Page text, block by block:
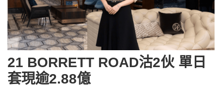
21 BORRETT ROAD沽2伙 單日
套現逾2.88億